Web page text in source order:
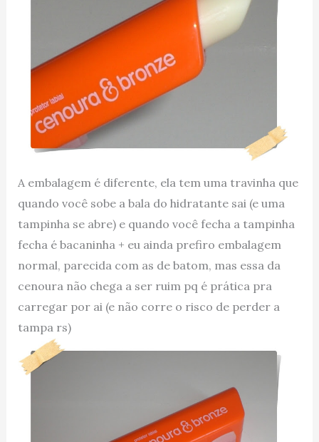
A embalagem é diferente, ela tem uma travinha que
quando você sobe a bala do hidratante sai (e uma
tampinha se abre) e quando você fecha a tampinha
fecha é bacaninha + eu ainda prefiro embalagem
normal, parecida com as de batom, mas essa da
cenoura não chega a ser ruim pq é prática pra
carregar por ai (e não corre o risco de perder a
tampa rs)